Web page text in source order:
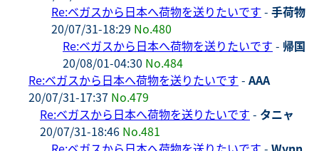
Re:ベガスから日本へ荷物を送りたいです - 手荷物
20/07/31-18:29 No.480
Re:ベガスから日本へ荷物を送りたいです - 帰国
20/08/01-04:30 No.484
Re:ベガスから日本へ荷物を送りたいです - AAA
20/07/31-17:37 No.479
Re:ベガスから日本へ荷物を送りたいです - タニャ
20/07/31-18:46 No.481